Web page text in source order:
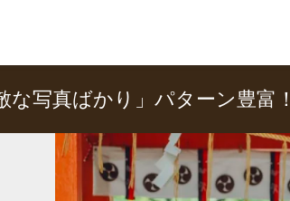
な写真ばかり」パターン豊富